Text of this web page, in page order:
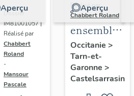
Aperçu
Dossier
IM81001057 |
Réalisé par
Chabbert
Roland
-
Mansour
Pascale
Aperçu
Réalisé par
Chabbert Roland
ensemble
de deux
sculptures
: sans titre
Occitanie >
Tarn-et-
Garonne >
Castelsarrasin